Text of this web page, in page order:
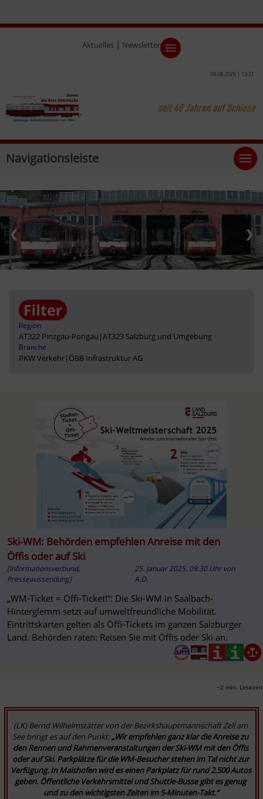
Aktuelles | Newsletter
08.08.2026 | 13:31
Navigationsleiste
❮ ❯
Region
AT322 Pinzgau-Pongau |AT323 Salzburg und Umgebung
Branche
PKW Verkehr| ÖBB Infrastruktur AG
Ski-WM: Behörden empfehlen Anreise mit den
Öffis oder auf Ski
[Informationsverbund,
Presseaussendung]
25. Januar 2025, 09:30 Uhr von
A.D.
„WM-Ticket = Öffi-Ticket!“: Die Ski-WM in Saalbach-
Hinterglemm setzt auf umweltfreundliche Mobilität.
Eintrittskarten gelten als Öffi-Tickets im ganzen Salzburger
Land. Behörden raten: Reisen Sie mit Öffis oder Ski an.
~2 min. Lesezeit
(LK) Bernd Wilhelmstätter von der Bezirkshauptmannschaft Zell am
See bringt es auf den Punkt: „Wir empfehlen ganz klar die Anreise zu
den Rennen und Rahmenveranstaltungen der Ski-WM mit den Öffis
oder auf Ski. Parkplätze für die WM-Besucher stehen im Tal nicht zur
Verfügung. In Maishofen wird es einen Parkplatz für rund 2.500 Autos
geben. Öffentliche Verkehrsmittel und Shuttle-Busse gibt es genug
und zu den wichtigsten Zeiten im 5-Minuten-Takt.“